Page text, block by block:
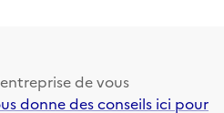
de vous
donne des conseils ici pour